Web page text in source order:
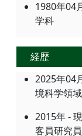
1980年04
学科
経歴
2025年04
境科学領
2015年 -
客員研究員